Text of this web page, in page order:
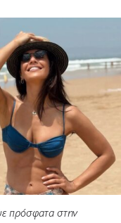
πρόσφατα στην